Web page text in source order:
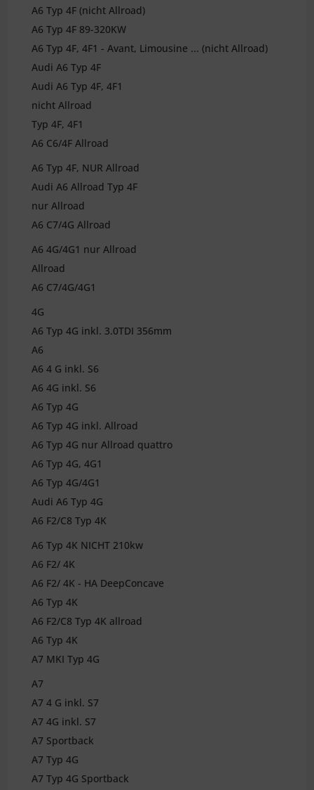
A6 Typ 4F (nicht Allroad)
A6 Typ 4F 89-320KW
A6 Typ 4F, 4F1 - Avant, Limousine ... (nicht Allroad)
Audi A6 Typ 4F
Audi A6 Typ 4F, 4F1
nicht Allroad
Typ 4F, 4F1
A6 C6/4F Allroad
A6 Typ 4F, NUR Allroad
Audi A6 Allroad Typ 4F
nur Allroad
A6 C7/4G Allroad
A6 4G/4G1 nur Allroad
Allroad
A6 C7/4G/4G1
4G
A6 Typ 4G inkl. 3.0TDI 356mm
A6
A6 4 G inkl. S6
A6 4G inkl. S6
A6 Typ 4G
A6 Typ 4G inkl. Allroad
A6 Typ 4G nur Allroad quattro
A6 Typ 4G, 4G1
A6 Typ 4G/4G1
Audi A6 Typ 4G
A6 F2/C8 Typ 4K
A6 Typ 4K NICHT 210kw
A6 F2/ 4K
A6 F2/ 4K - HA DeepConcave
A6 Typ 4K
A6 F2/C8 Typ 4K allroad
A6 Typ 4K
A7 MKI Typ 4G
A7
A7 4 G inkl. S7
A7 4G inkl. S7
A7 Sportback
A7 Typ 4G
A7 Typ 4G Sportback